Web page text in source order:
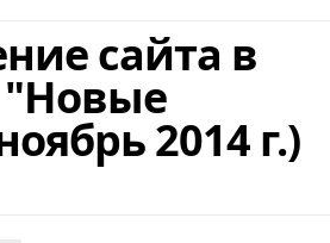
сайта в
"Новые
2014 г.)